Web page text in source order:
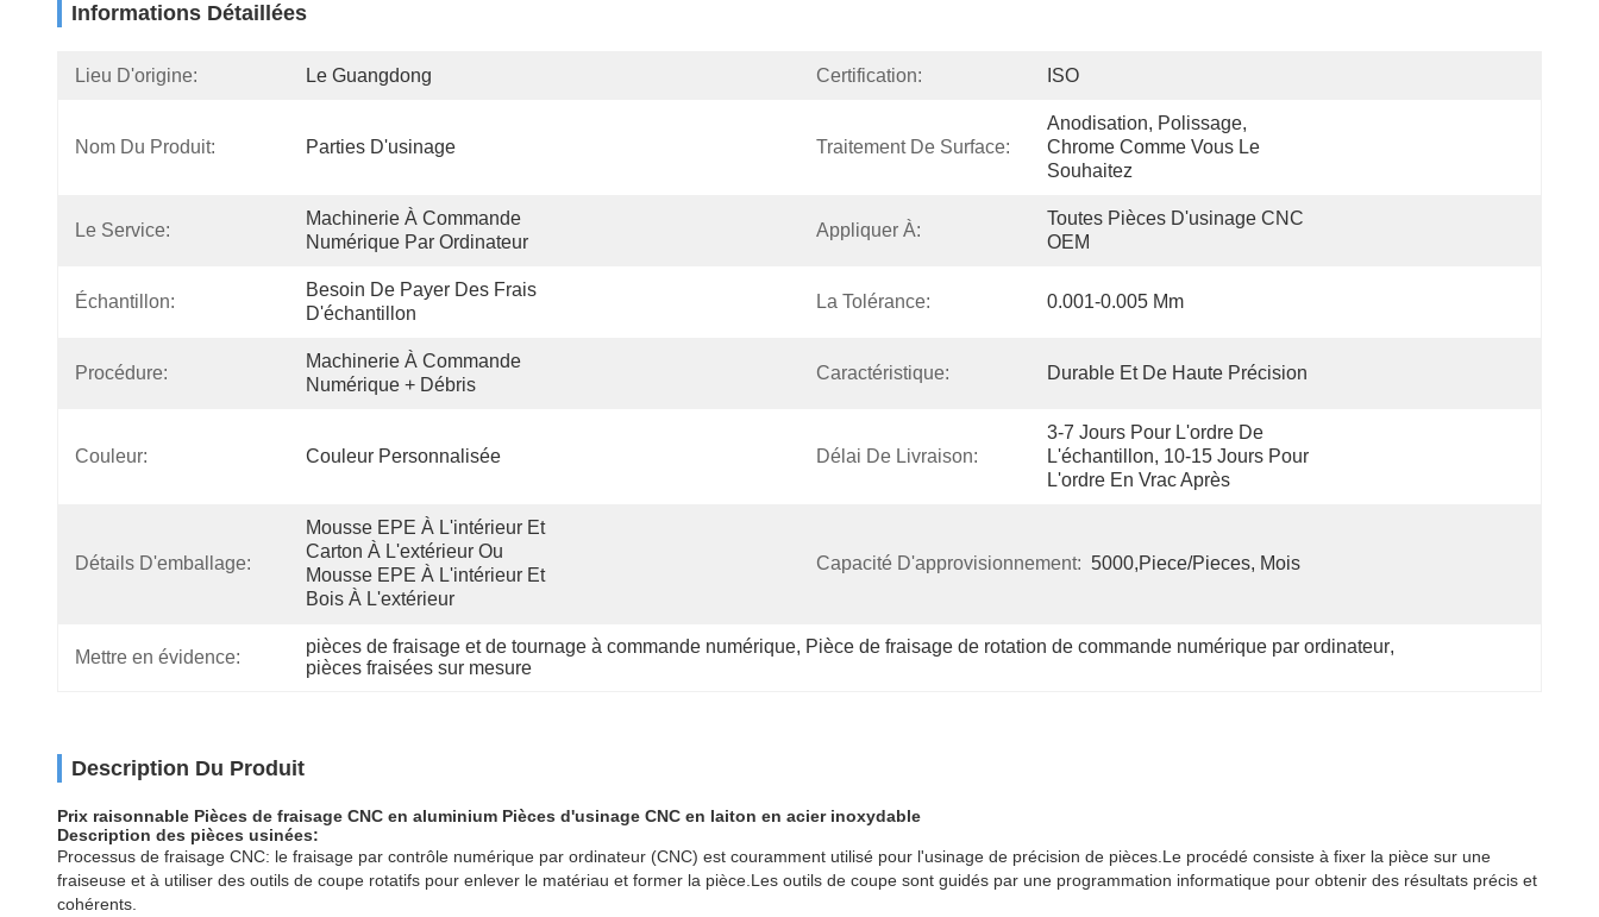
Informations Détaillées
Lieu D'origine: Le Guangdong Certification: ISO
Nom Du Produit: Parties D'usinage Traitement De Surface:
Anodisation, Polissage,
Chrome Comme Vous Le
Souhaitez
Le Service:
Machinerie À Commande
Numérique Par Ordinateur
Appliquer À:
Toutes Pièces D'usinage CNC
OEM
Échantillon:
Besoin De Payer Des Frais
D'échantillon
La Tolérance: 0.001-0.005 Mm
Procédure:
Machinerie À Commande
Numérique + Débris
Caractéristique: Durable Et De Haute Précision
Couleur: Couleur Personnalisée Délai De Livraison:
3-7 Jours Pour L'ordre De
L'échantillon, 10-15 Jours Pour
L'ordre En Vrac Après
Détails D'emballage:
Mousse EPE À L'intérieur Et
Carton À L'extérieur Ou
Mousse EPE À L'intérieur Et
Bois À L'extérieur
Capacité D'approvisionnement: 5000,Piece/Pieces, Mois
Mettre en évidence:
pièces de fraisage et de tournage à commande numérique, Pièce de fraisage de rotation de commande numérique par ordinateur,
pièces fraisées sur mesure
Description Du Produit
Prix raisonnable Pièces de fraisage CNC en aluminium Pièces d'usinage CNC en laiton en acier inoxydable
Description des pièces usinées:
Processus de fraisage CNC: le fraisage par contrôle numérique par ordinateur (CNC) est couramment utilisé pour l'usinage de précision de pièces.Le procédé consiste à fixer la pièce sur une
fraiseuse et à utiliser des outils de coupe rotatifs pour enlever le matériau et former la pièce.Les outils de coupe sont guidés par une programmation informatique pour obtenir des résultats précis et
cohérents.